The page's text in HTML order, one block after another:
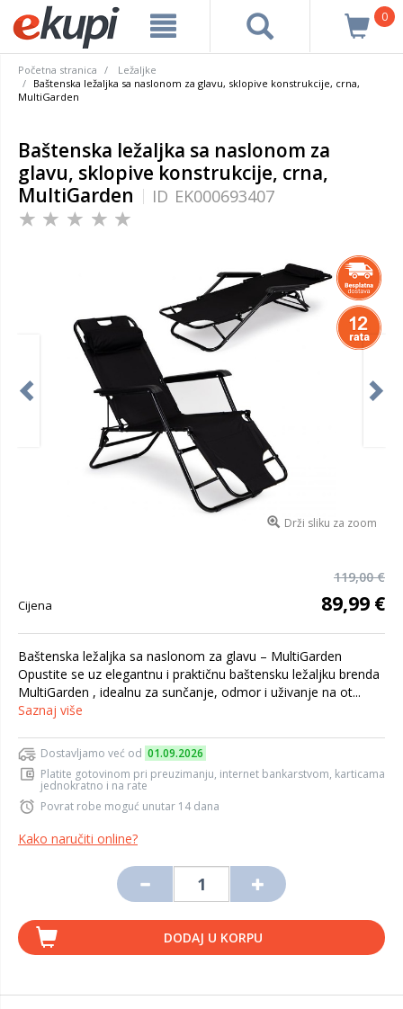
0
Početna stranica
Ležaljke
Baštenska ležaljka sa naslonom za glavu, sklopive konstrukcije, crna,
MultiGarden
Baštenska ležaljka sa naslonom za
glavu, sklopive konstrukcije, crna,
MultiGarden
ID EK000693407
Drži sliku za zoom
119,00 €
Cijena 89,99 €
Baštenska ležaljka sa naslonom za glavu – MultiGarden
Opustite se uz elegantnu i praktičnu baštensku ležaljku brenda
MultiGarden , idealnu za sunčanje, odmor i uživanje na ot...
Saznaj više
Dostavljamo već od 01.09.2026
Platite gotovinom pri preuzimanju, internet bankarstvom, karticama
jednokratno i na rate
Povrat robe moguć unutar 14 dana
Kako naručiti online?
DODAJ U KORPU